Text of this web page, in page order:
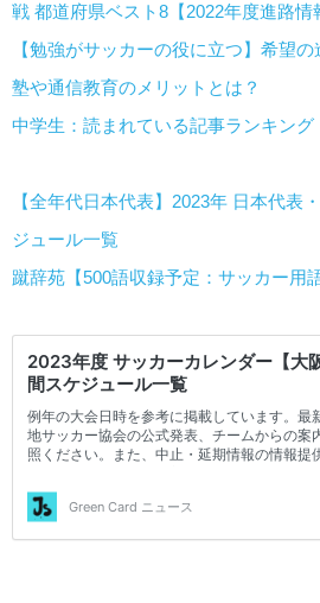
戦 都道府県ベスト8【2022年度進路情
【勉強がサッカーの役に立つ】希望
塾や通信教育のメリットとは？
中学生：読まれている記事ランキング
【全年代日本代表】2023年 日本代表
ジュール一覧
蹴辞苑【500語収録予定：サッカー用